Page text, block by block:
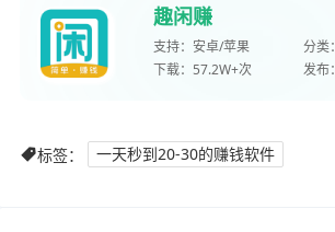
趣闲赚
支持： 安卓/苹果 分类：
下载： 57.2W+次 发布：
标签： 一天秒到20-30的赚钱软件